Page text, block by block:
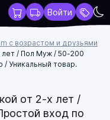
Войти
с возрастом и друзьями
лет / Пол Муж / 50-200
/ Уникальный товар.
от 2-х лет /
вход по